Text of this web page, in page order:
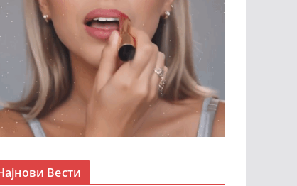
Вести